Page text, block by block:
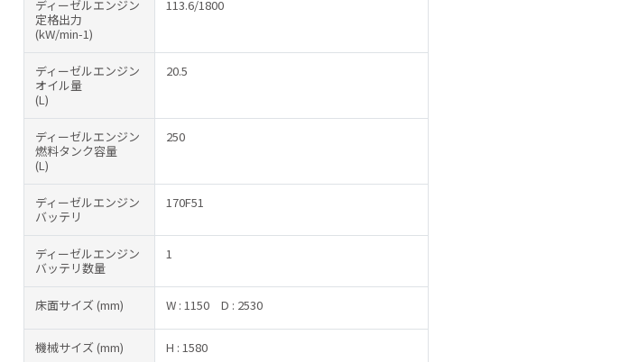
ディーゼルエンジン
定格出力
(kW/min-1)
113.6/1800
ディーゼルエンジン
オイル量
(L)
20.5
ディーゼルエンジン
燃料タンク容量
(L)
250
ディーゼルエンジン
バッテリ
170F51
ディーゼルエンジン
バッテリ数量
1
床面サイズ(mm) W : 1150 D : 2530
機械サイズ(mm) H : 1580